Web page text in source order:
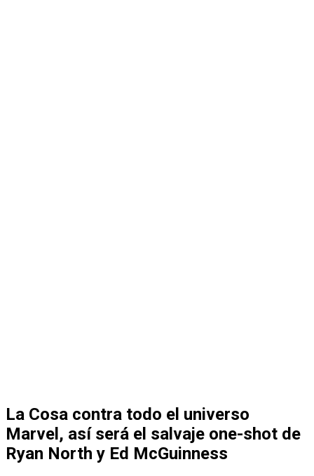
La Cosa contra todo el universo
Marvel, así será el salvaje one-shot de
Ryan North y Ed McGuinness